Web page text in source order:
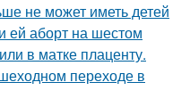
не может иметь детей
ей аборт на шестом
в матке плаценту.
переходе в